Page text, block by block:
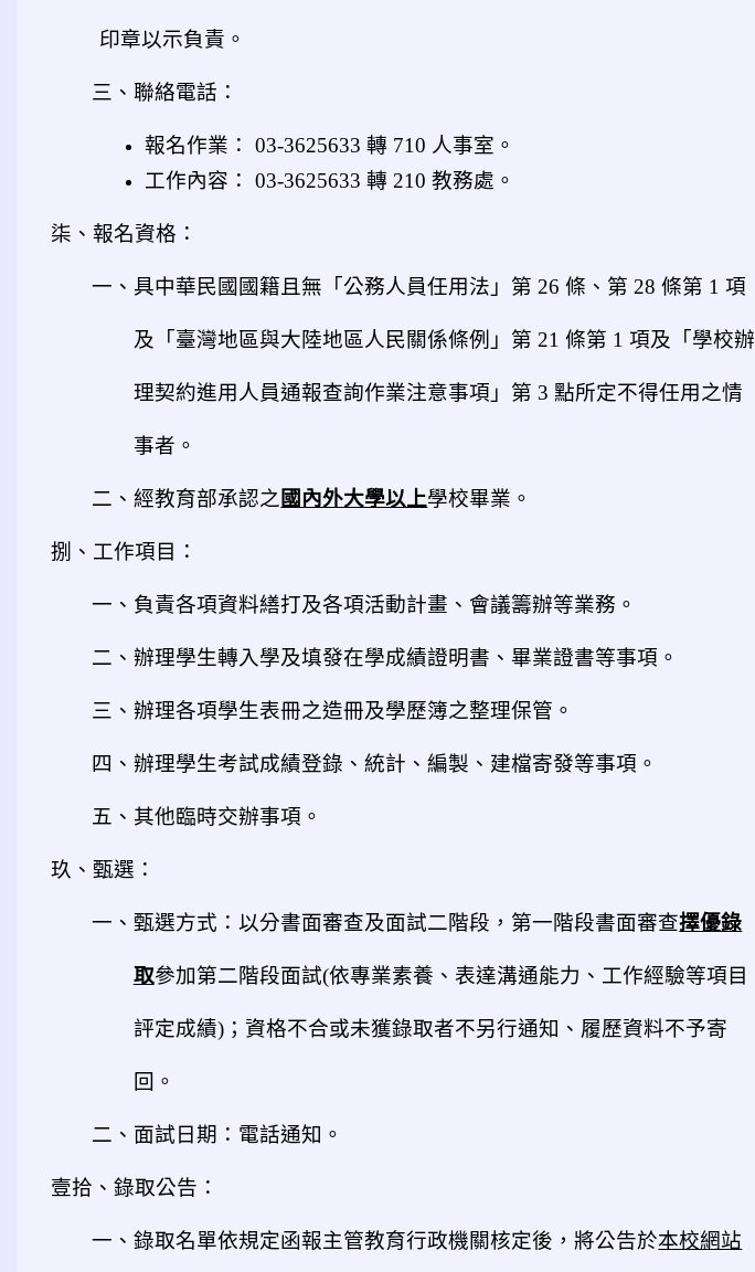
印章以示負責。
三、聯絡電話：
報名作業： 03-3625633 轉 710 人事室。
工作內容： 03-3625633 轉 210 教務處。
柒、報名資格：
一、具中華民國國籍且無「公務人員任用法」第 26 條、第 28 條第 1 項
及「臺灣地區與大陸地區人民關係條例」第 21 條第 1 項及「學校辦
理契約進用人員通報查詢作業注意事項」第 3 點所定不得任用之情
事者。
二、經教育部承認之 國內外大學以上學校畢業。
捌、工作項目：
一、負責各項資料繕打及各項活動計畫、會議籌辦等業務。
二、辦理學生轉入學及填發在學成績證明書、畢業證書等事項。
三、辦理各項學生表冊之造冊及學歷簿之整理保管。
四、辦理學生考試成績登錄、統計、編製、建檔寄發等事項。
五、其他臨時交辦事項。
玖、甄選：
一、甄選方式：以分書面審查及面試二階段，第一階段書面審查擇優錄
取參加第二階段面試(依專業素養、表達溝通能力、工作經驗等項目
評定成績)；資格不合或未獲錄取者不另行通知、履歷資料不予寄
回。
二、面試日期：電話通知。
壹拾、錄取公告：
一、錄取名單依規定函報主管教育行政機關核定後，將公告於本校網站